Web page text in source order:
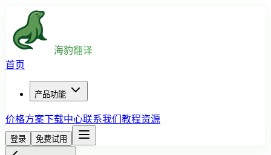
海豹翻译
首页
产品功能
价格方案下载中心联系我们 教程资源
登录 免费试用